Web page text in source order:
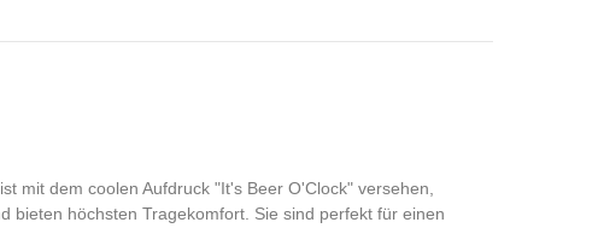
mit dem coolen Aufdruck "It's Beer O'Clock" versehen,
bieten höchsten Tragekomfort. Sie sind perfekt für einen